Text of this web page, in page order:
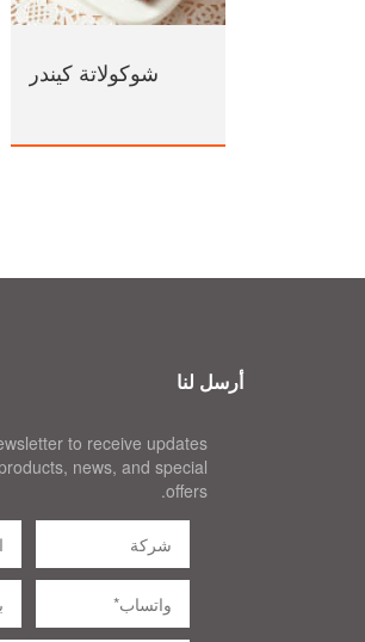
شوكولاتة كيندر
أرسل لنا
to receive updates
news, and special
offers.